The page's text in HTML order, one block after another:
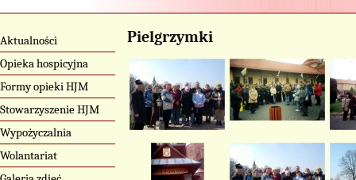
Aktualności
Opieka hospicyjna
Formy opieki HJM
Stowarzyszenie HJM
Wypożyczalnia
Wolantariat
Pielgrzymki